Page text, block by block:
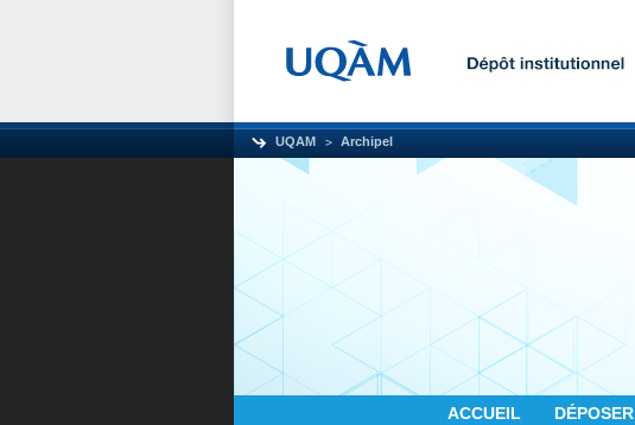
UQAM Archipel
ACCUEIL DÉPOSER